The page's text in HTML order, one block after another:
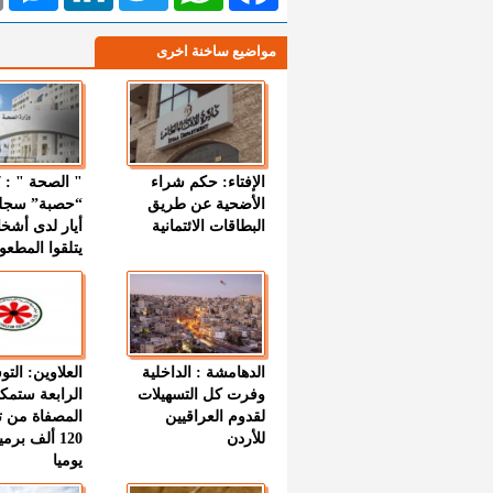
مواضيع ساخنة اخرى
الإفتاء: حكم شراء
الأضحية عن طريق
البطاقات الائتمانية
“حصبة”
أيار لدى
يتلقوا
الدهامشة : الداخلية
وفرت كل التسهيلات
لقدوم العراقيين
للأردن
العلاوين:
الرابعة
المصفاة من
120 ألف
يوميا